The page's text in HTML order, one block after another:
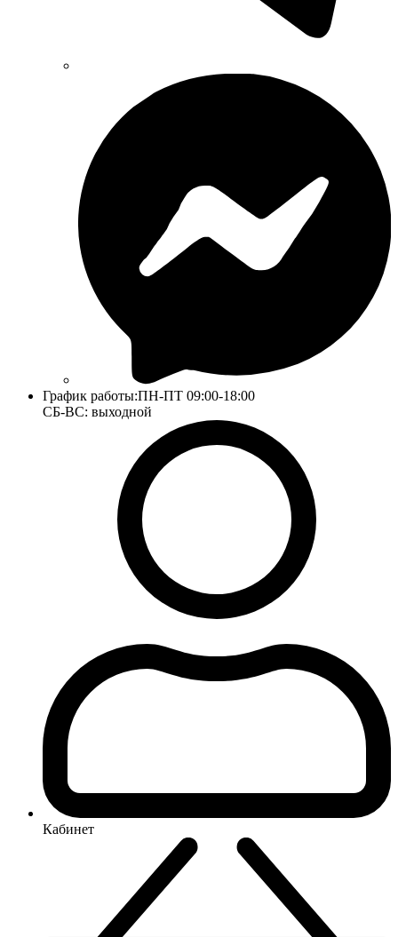
График работы:ПН-ПТ 09:00-18:00
СБ-ВС: выходной
Кабинет